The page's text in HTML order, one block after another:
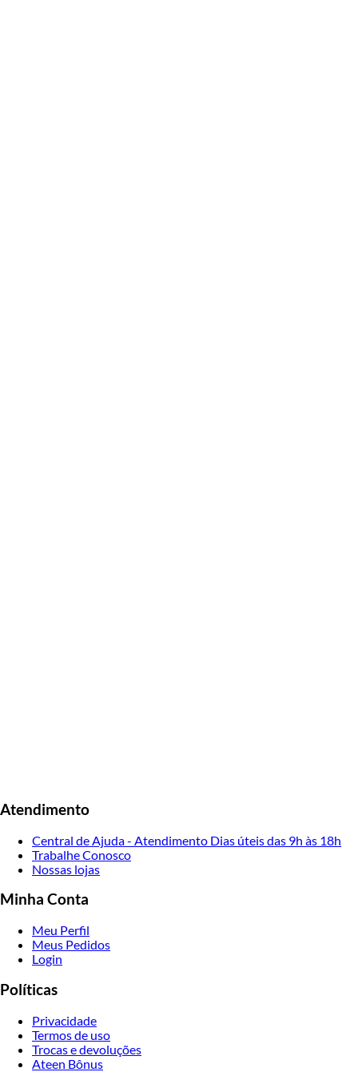
Atendimento
Central de Ajuda - Atendimento Dias úteis das 9h às 18h
Trabalhe Conosco
Nossas lojas
Minha Conta
Meu Perfil
Meus Pedidos
Login
Políticas
Privacidade
Termos de uso
Trocas e devoluções
Ateen Bônus